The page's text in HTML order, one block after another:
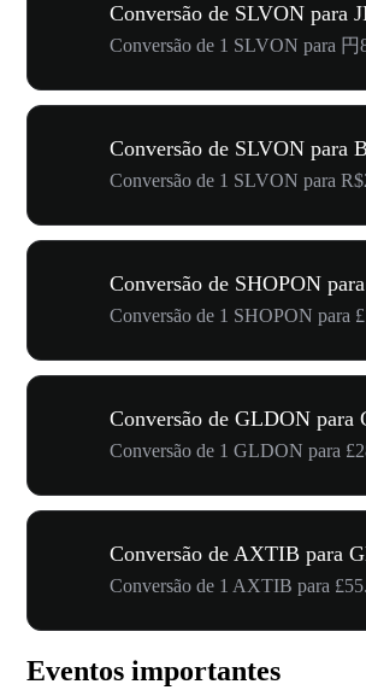
Conversão de SLVON para
Conversão de 1 SLVON para 円
Conversão de SLVON para
Conversão de 1 SLVON para
Conversão de SHOPON
Conversão de 1 SHOPON para
Conversão de GLDON para
Conversão de 1 GLDON para
Conversão de AXTIB para
Conversão de 1 AXTIB para
Eventos importantes